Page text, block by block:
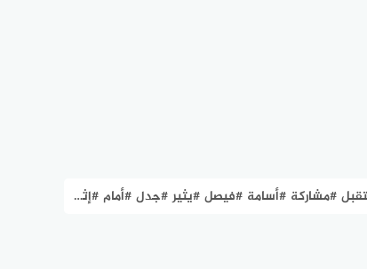
#يثير #جدل #أمام #إثيوبيا #بدلا #من #مصطفى #محمد